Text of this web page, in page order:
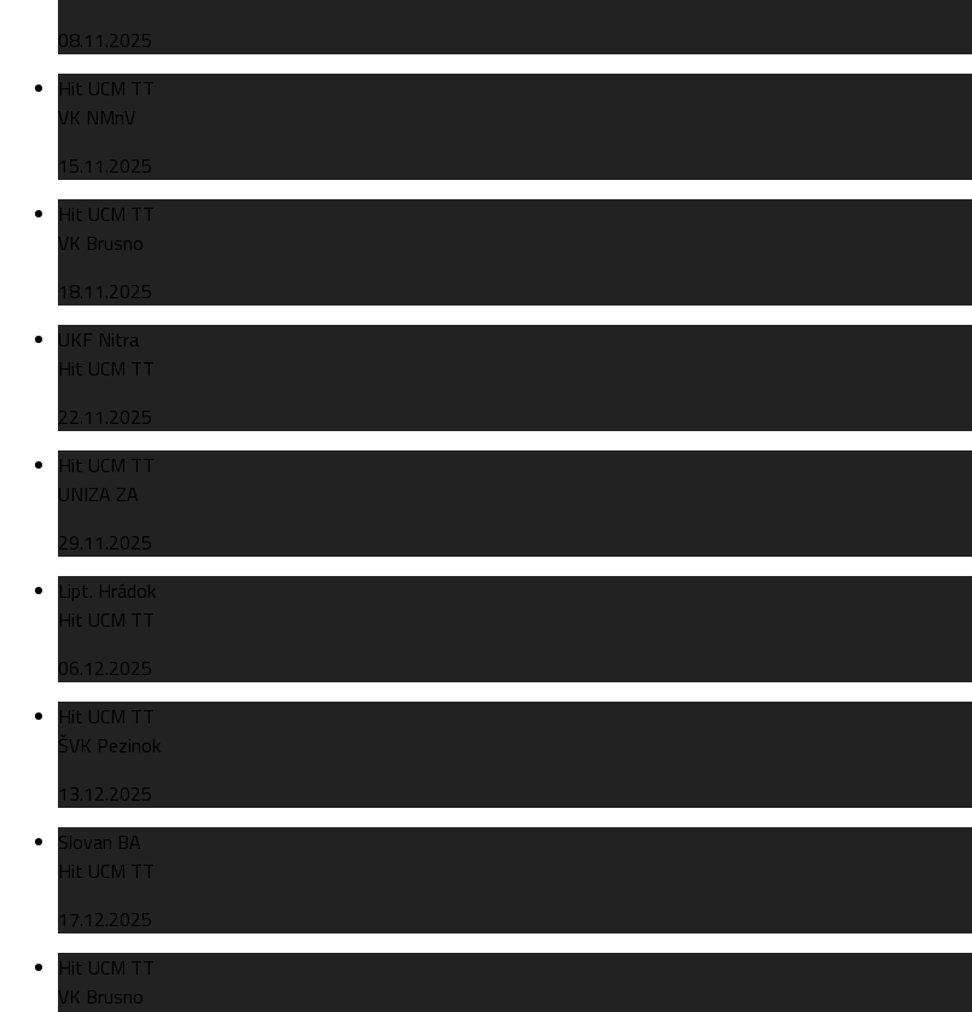
08.11.2025
Hit UCM TT
VK NMnV
15.11.2025
Hit UCM TT
VK Brusno
18.11.2025
UKF Nitra
Hit UCM TT
22.11.2025
Hit UCM TT
UNIZA ZA
29.11.2025
Lipt. Hrádok
Hit UCM TT
06.12.2025
Hit UCM TT
ŠVK Pezinok
13.12.2025
Slovan BA
Hit UCM TT
17.12.2025
Hit UCM TT
VK Brusno